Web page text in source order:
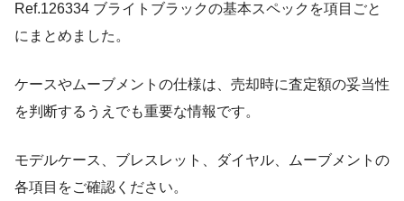
Ref.126334 ブライトブラックの基本スペックを項目ごと
にまとめました。
ケースやムーブメントの仕様は、売却時に査定額の妥当性
を判断するうえでも重要な情報です。
モデルケース、ブレスレット、ダイヤル、ムーブメントの
各項目をご確認ください。